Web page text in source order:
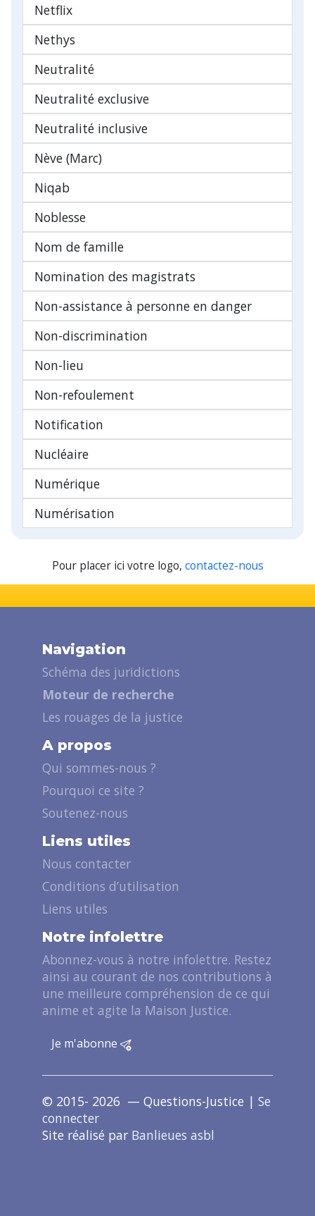
Netflix
Nethys
Neutralité
Neutralité exclusive
Neutralité inclusive
Nève (Marc)
Niqab
Noblesse
Nom de famille
Nomination des magistrats
Non-assistance à personne en danger
Non-discrimination
Non-lieu
Non-refoulement
Notification
Nucléaire
Numérique
Numérisation
Pour placer ici votre logo, contactez-nous
Navigation
Schéma des juridictions
Moteur de recherche
Les rouages de la justice
A propos
Qui sommes-nous ?
Pourquoi ce site ?
Soutenez-nous
Liens utiles
Nous contacter
Conditions d’utilisation
Liens utiles
Notre infolettre
Abonnez-vous à notre infolettre. Restez
ainsi au courant de nos contributions à
une meilleure compréhension de ce qui
anime et agite la Maison Justice.
Je m'abonne
© 2015- 2026 — Questions-Justice | Se
connecter
Site réalisé par Banlieues asbl